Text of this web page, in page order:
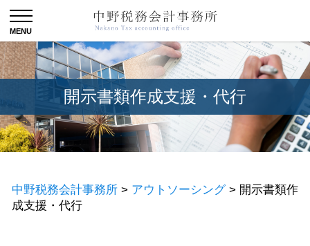
開示書類作成支援・代行
中野税務会計事務所 > アウトソーシング> 開示書類作
成支援・代行